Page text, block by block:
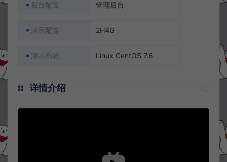
后台配置 管理后台
演示配置 2H4G
演示系统 Linux CentOS 7.6
详情介绍